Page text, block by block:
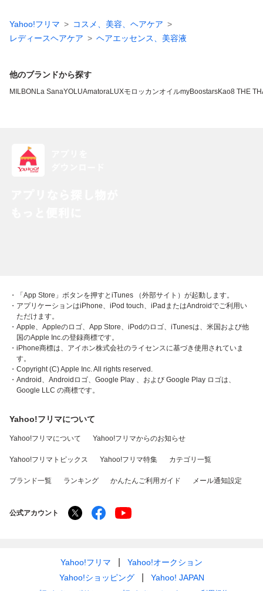
Yahoo!フリマ
コスメ、美容、ヘアケア
レディースヘアケア
ヘアエッセンス、美容液
他のブランドから探す
MILBON La SanaYOLUAmatoraLUXモロッカンオイルmyBoostarsKao8 THE
・「App Store」ボタンを押すとiTunes （外部サイト）が起動します。
・アプリケーションはiPhone、iPod touch、iPadまたはAndroidでご利用い
ただけます。
・Apple、Appleのロゴ、App Store、iPodのロゴ、iTunesは、米国および他
国のApple Inc.の登録商標です。
・iPhone商標は、アイホン株式会社のライセンスに基づき使用されていま
す。
・Copyright (C) Apple Inc. All rights reserved.
・Android、Androidロゴ、Google Play 、および Google Play ロゴは、
Google LLC の商標です。
Yahoo!フリマについて
Yahoo!フリマについて Yahoo!フリマからのお知らせ
Yahoo!フリマトピックス Yahoo!フリマ特集 カテゴリ一覧
ブランド一覧 ランキング かんたんご利用ガイド メール通知設定
公式アカウント
Yahoo!フリマ
Yahoo!オークション
Yahoo!ショッピング
Yahoo! JAPAN